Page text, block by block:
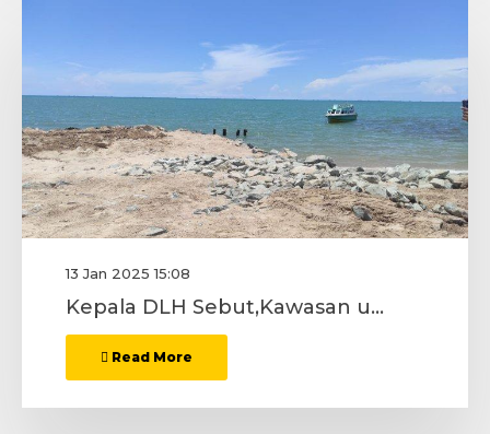
13 Jan 2025 15:08
Kepala DLH Sebut,Kawasan untuk KIPI Tanah Kuning Telah Selesai
Read More